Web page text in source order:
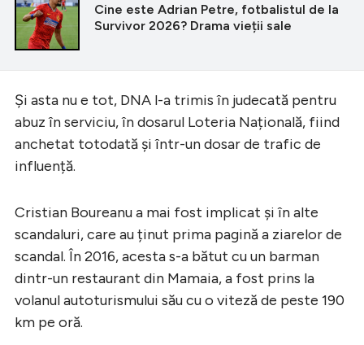
Cine este Adrian Petre, fotbalistul de la
Survivor 2026? Drama vieții sale
Și asta nu e tot, DNA l-a trimis în judecată pentru
abuz în serviciu, în dosarul Loteria Națională, fiind
anchetat totodată și într-un dosar de trafic de
influență.
Cristian Boureanu a mai fost implicat și în alte
scandaluri, care au ținut prima pagină a ziarelor de
scandal. În 2016, acesta s-a bătut cu un barman
dintr-un restaurant din Mamaia, a fost prins la
volanul autoturismului său cu o viteză de peste 190
km pe oră.